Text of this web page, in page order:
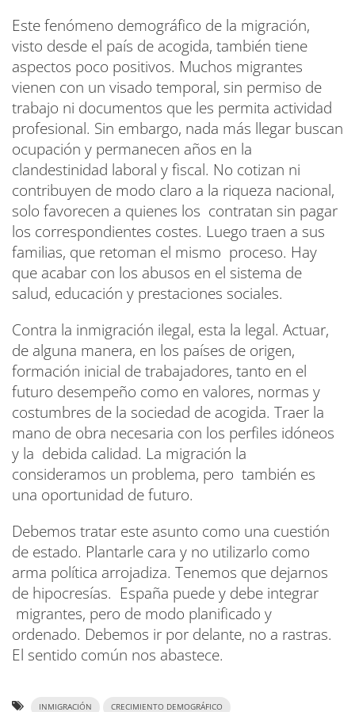
Este fenómeno demográfico de la migración,
visto desde el país de acogida, también tiene
aspectos poco positivos. Muchos migrantes
vienen con un visado temporal, sin permiso de
trabajo ni documentos que les permita actividad
profesional. Sin embargo, nada más llegar buscan
ocupación y permanecen años en la
clandestinidad laboral y fiscal. No cotizan ni
contribuyen de modo claro a la riqueza nacional,
solo favorecen a quienes los contratan sin pagar
los correspondientes costes. Luego traen a sus
familias, que retoman el mismo proceso. Hay
que acabar con los abusos en el sistema de
salud, educación y prestaciones sociales.
Contra la inmigración ilegal, esta la legal. Actuar,
de alguna manera, en los países de origen,
formación inicial de trabajadores, tanto en el
futuro desempeño como en valores, normas y
costumbres de la sociedad de acogida. Traer la
mano de obra necesaria con los perfiles idóneos
y la debida calidad. La migración la
consideramos un problema, pero también es
una oportunidad de futuro.
Debemos tratar este asunto como una cuestión
de estado. Plantarle cara y no utilizarlo como
arma política arrojadiza. Tenemos que dejarnos
de hipocresías. España puede y debe integrar
migrantes, pero de modo planificado y
ordenado. Debemos ir por delante, no a rastras.
El sentido común nos abastece.
INMIGRACIÓN CRECIMIENTO DEMOGRÁFICO